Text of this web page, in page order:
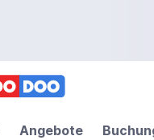
Angebote